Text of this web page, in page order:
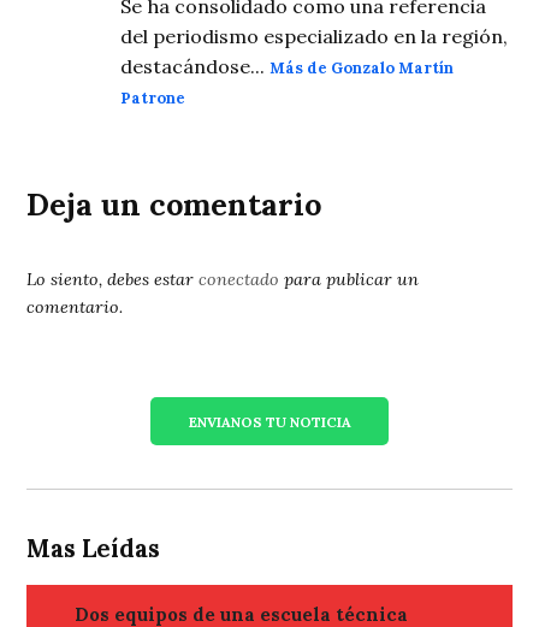
Se ha consolidado como una referencia
del periodismo especializado en la región,
destacándose...Más de Gonzalo Martín
Patrone
Deja un comentario
Lo siento, debes estarconectado para publicar un
comentario.
ENVIANOS TU NOTICIA
Mas Leídas